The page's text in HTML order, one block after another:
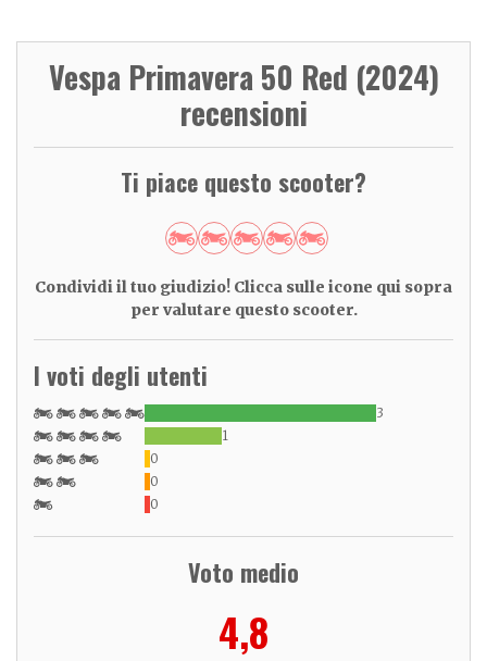
Vespa Primavera 50 Red (2024)
recensioni
Ti piace questo scooter?
Condividi il tuo giudizio! Clicca sulle icone qui sopra
per valutare questo scooter.
I voti degli utenti
3
1
0
0
0
Voto medio
4,8